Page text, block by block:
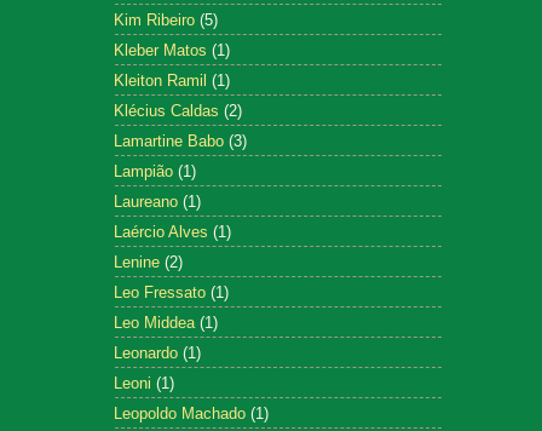
Kim Ribeiro (5)
Kleber Matos (1)
Kleiton Ramil (1)
Klécius Caldas (2)
Lamartine Babo (3)
Lampião (1)
Laureano (1)
Laércio Alves (1)
Lenine (2)
Leo Fressato (1)
Leo Middea (1)
Leonardo (1)
Leoni (1)
Leopoldo Machado (1)